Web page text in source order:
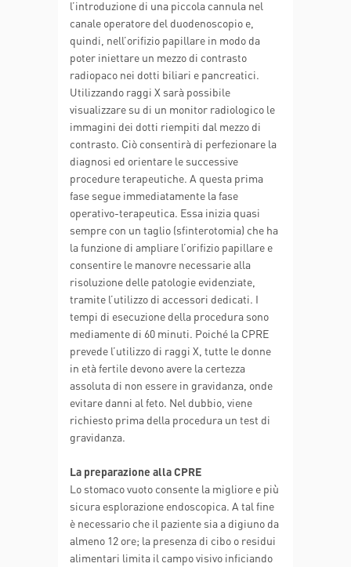
l’introduzione di una piccola cannula nel
canale operatore del duodenoscopio e,
quindi, nell’orifizio papillare in modo da
poter iniettare un mezzo di contrasto
radiopaco nei dotti biliari e pancreatici.
Utilizzando raggi X sarà possibile
visualizzare su di un monitor radiologico le
immagini dei dotti riempiti dal mezzo di
contrasto. Ciò consentirà di perfezionare la
diagnosi ed orientare le successive
procedure terapeutiche. A questa prima
fase segue immediatamente la fase
operativo-terapeutica. Essa inizia quasi
sempre con un taglio (sfinterotomia) che ha
la funzione di ampliare l’orifizio papillare e
consentire le manovre necessarie alla
risoluzione delle patologie evidenziate,
tramite l’utilizzo di accessori dedicati. I
tempi di esecuzione della procedura sono
mediamente di 60 minuti. Poiché la CPRE
prevede l’utilizzo di raggi X, tutte le donne
in età fertile devono avere la certezza
assoluta di non essere in gravidanza, onde
evitare danni al feto. Nel dubbio, viene
richiesto prima della procedura un test di
gravidanza.
La preparazione alla CPRE
Lo stomaco vuoto consente la migliore e più
sicura esplorazione endoscopica. A tal fine
è necessario che il paziente sia a digiuno da
almeno 12 ore; la presenza di cibo o residui
alimentari limita il campo visivo inficiando